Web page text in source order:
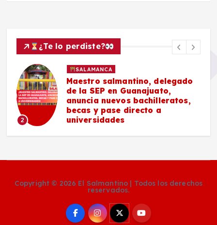
¿Te lo perdiste?
2
SALAMANCA
Maestro salmantino, delegado
de la SEP en Guanajuato,
anuncia nuevos bachilleratos,
becas y pase directo a
universidades
Copyright © 2026 El Salmantino | Todos los derechos
reservados.